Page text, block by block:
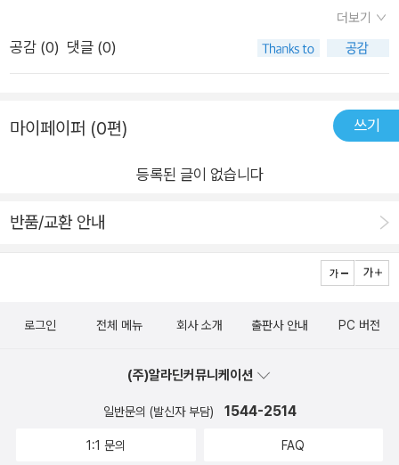
레 한 끗으로 갈린다는 대목을 놓치지 말아야겠지요. 책뒤를 보면
‘닥터 수스’라는 이름에 섣불리 숟가락을 얹습니다만, 닥터 수스
람 곁에 있는 뭇숨결”과 “뭇숨결 곁에 나란한 사람”을 붓끝으로
담았어요. 닥터 수스를 들고 싶다면, 닥터 수스가 어떻게 그렸는
지 살펴야 하지 않을까요? 더구나 닥터 수스는 ‘쉽고 정갈하며 수
요. 그림책을 상받으려고 그리나요? 상을 받아야 그림책이 빛나
않았습니다. 도둑 알리바바이든 도둑 아무개이든 “훔친 돈”입니
까요? 아이들한테 뭘 보여주려는 셈인가요?ㅍㄹㄴ《놀부와 ㅇㄹ
집에서 썩 나가→ 이 집에서 얼른 나가3그럴 리가 없지→ 그럴
일이 없지→ 그럴 수가 없지3어떻게 된 거야?→ 어찌 된 일이야?
이 집을 털자→ 오늘은 이 집을 털지8맛있는 치킨을 사 먹는 거야
억력이 나쁜 놀부가 살았어요. ​분명 흥부를 빈털터리로 쫓아냈는
데 어디서 돈이 나서 100억을 기부했다니! 놀부는 흥부를 찾아갑
니다.​부자 된 비밀을 알려줍니다. 하지만 건망증 심한 놀부는 주
문을 잊지 않으려고 가슴에 적는데요.ㅇㄹㄹ ㅍㄱ~ ​​많은 보물을
킨을 사 먹는 거였어요. 보물을 챙겨서 나가려고 동글 앞에 서서
하 ㅇㄹㄹㅍㄱ! 기억하며 외쳐주세요~ 함께~​...<놀부와 ㅇㄹㄹ
펭귄>을 읽고...옛이야기 <흥부와 놀부>와 <알리바바와 40인
을 시기하고 욕심부리는 놀부는 불행을 맛보게 되지요. ​그리고 자
으로 앞으로 자주 만났으면 좋겠습니다. 다음 작품을 기대하며...
더보기
공감 (0) 댓글 (0)
마이페이퍼 (0편) 쓰기
등록된 글이 없습니다
반품/교환 안내
로그인 전체 메뉴 회사 소개 출판사 안내 PC 버전
(주)알라딘커뮤니케이션
일반문의 (발신자 부담) 1544-2514
1:1 문의 FAQ